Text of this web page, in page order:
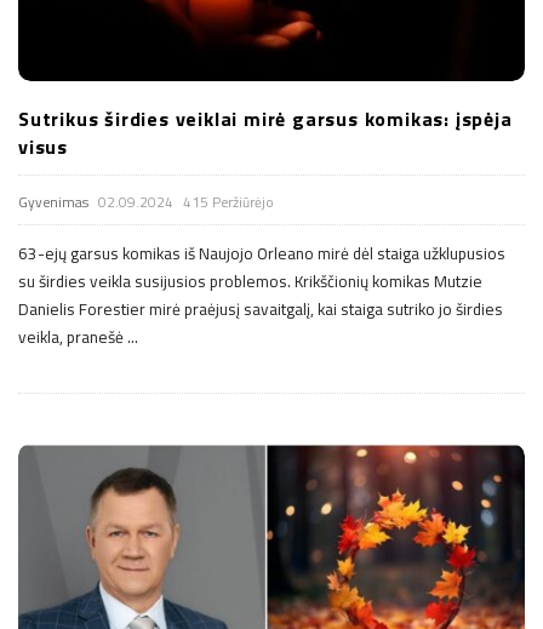
Sutrikus širdies veiklai mirė garsus komikas: įspėja
visus
Gyvenimas 02.09.2024 415 Peržiūrėjo
63-ejų garsus komikas iš Naujojo Orleano mirė dėl staiga užklupusios
su širdies veikla susijusios problemos. Krikščionių komikas Mutzie
Danielis Forestier mirė praėjusį savaitgalį, kai staiga sutriko jo širdies
veikla, pranešė…